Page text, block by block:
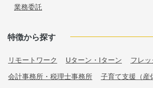
業務委託
特徴から探す
リモートワーク Uターン・Iターン フレッ
会計事務所・税理士事務所 子育て支援（産